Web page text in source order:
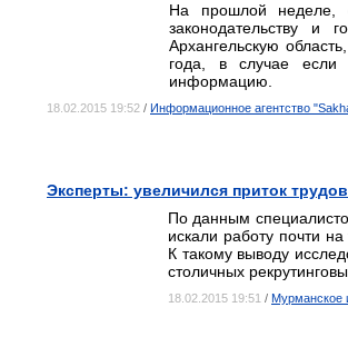
На прошлой неделе,
законодательству и
Архангельскую
года, в случае если
информацию.
18.02.2015 19:52 / Информационное агентство
Эксперты: увеличился приток
По данным
искали работу почти
К такому выводу
столичных
18.02.2015 19:51 / Мурманское